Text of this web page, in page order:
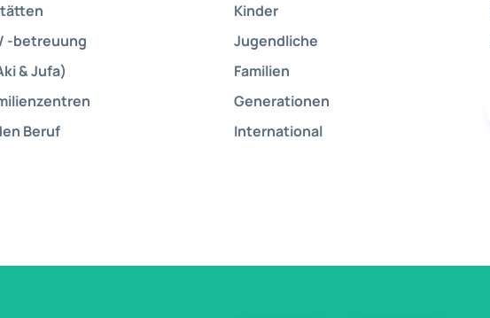
-betreuung
& Jufa)
Beruf
Kinder
Jugendliche
Familien
Generationen
International